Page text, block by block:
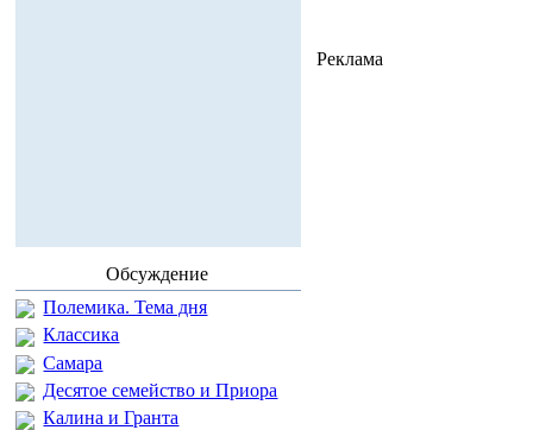
Обсуждение
Полемика. Тема дня
Классика
Самара
Десятое семейство и Приора
Калина и Гранта
Реклама